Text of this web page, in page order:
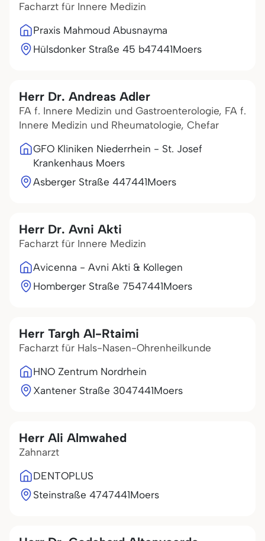
Facharzt für Innere Medizin
Praxis Mahmoud Abusnayma
Hülsdonker Straße 45 b47441Moers
Herr Dr. Andreas Adler
FA f. Innere Medizin und Gastroenterologie, FA f.
Innere Medizin und Rheumatologie, Chefar
GFO Kliniken Niederrhein - St. Josef
Krankenhaus Moers
Asberger Straße 447441Moers
Herr Dr. Avni Akti
Facharzt für Innere Medizin
Avicenna - Avni Akti & Kollegen
Homberger Straße 7547441Moers
Herr Targh Al-Rtaimi
Facharzt für Hals-Nasen-Ohrenheilkunde
HNO Zentrum Nordrhein
Xantener Straße 3047441Moers
Herr Ali Almwahed
Zahnarzt
DENTOPLUS
Steinstraße 4747441Moers